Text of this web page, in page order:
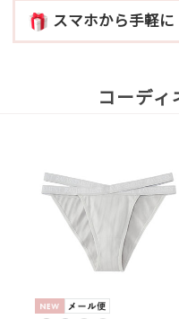
スマホから手軽
コーデ